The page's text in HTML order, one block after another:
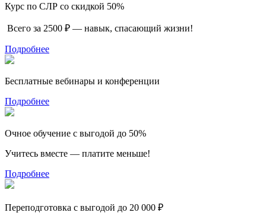
Курс по СЛР со скидкой 50%
Всего за 2500 ₽ — навык, спасающий жизни!
Подробнее
Бесплатные вебинары и конференции
Подробнее
Очное обучение с выгодой до 50%
Учитесь вместе — платите меньше!
Подробнее
Переподготовка с выгодой до 20 000 ₽